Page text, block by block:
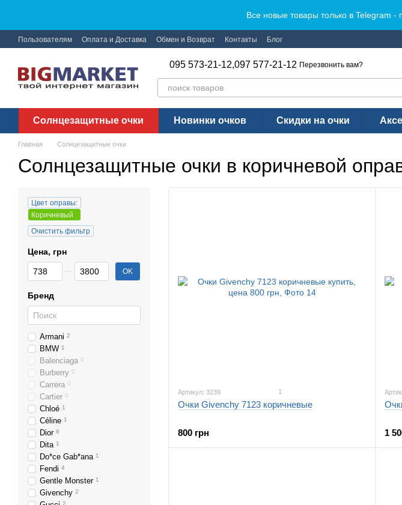
Все новые товары только в Telegram
Пользователям Оплата и Доставка Обмен и Возврат Контакты Блог
095 573-21-12,097 577-21-12 Перезвонить вам?
Солнцезащитные очки Новинки очков Скидки на очки
Главная Солнцезащитные очки
Солнцезащитные очки в коричневой
Артикул: 3239 1
Очки Givenchy 7123 коричневые
800 грн 1
Цвет оправы:
Коричневый
Очистить фильтр
Цена, грн
От Цена, грн
До Цена, грн OK
Бренд
Armani 2
BMW 1
Balenciaga 0
Burberry 0
Carrera 0
Cartier 0
Chloé 1
Céline 1
Dior 6
Dita 1
Do*ce Gab*ana 1
Fendi 4
Gentle Monster 1
Givenchy 2
2